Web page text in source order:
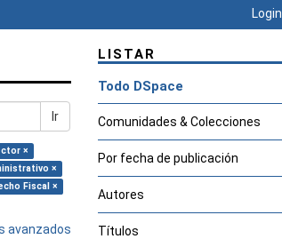
Login
Ir
×
×
Fiscal ×
avanzados
LISTAR
Todo DSpace
Comunidades & Colecciones
Por fecha de publicación
Autores
Títulos